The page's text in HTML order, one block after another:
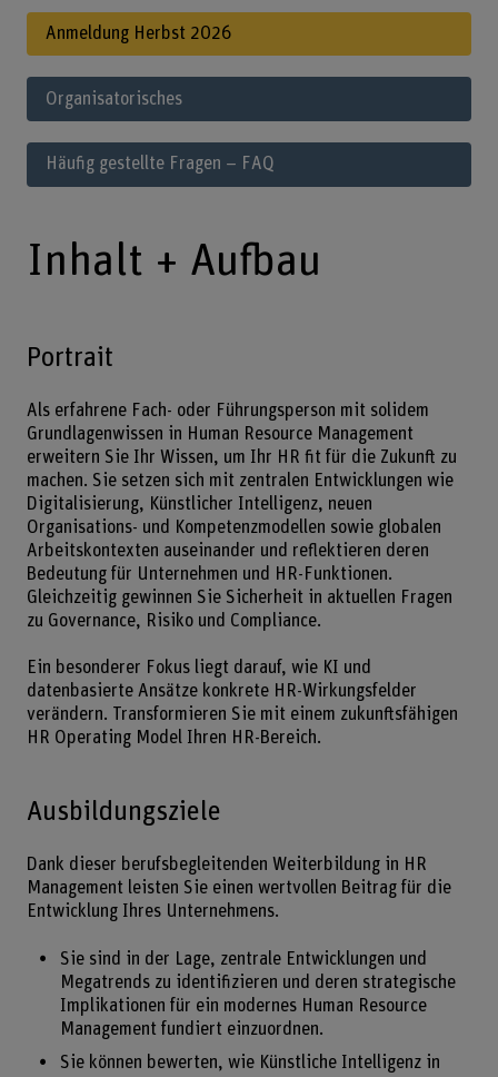
Anmeldung Herbst 2026
Organisatorisches
Häufig gestellte Fragen – FAQ
Inhalt + Aufbau
Portrait
Als erfahrene Fach- oder Führungsperson mit solidem
Grundlagenwissen in Human Resource Management
erweitern Sie Ihr Wissen, um Ihr HR fit für die Zukunft zu
machen. Sie setzen sich mit zentralen Entwicklungen wie
Digitalisierung, Künstlicher Intelligenz, neuen
Organisations- und Kompetenzmodellen sowie globalen
Arbeitskontexten auseinander und reflektieren deren
Bedeutung für Unternehmen und HR-Funktionen.
Gleichzeitig gewinnen Sie Sicherheit in aktuellen Fragen
zu Governance, Risiko und Compliance.
Ein besonderer Fokus liegt darauf, wie KI und
datenbasierte Ansätze konkrete HR-Wirkungsfelder
verändern. Transformieren Sie mit einem zukunftsfähigen
HR Operating Model Ihren HR-Bereich.
Ausbildungsziele
Dank dieser berufsbegleitenden Weiterbildung in HR
Management leisten Sie einen wertvollen Beitrag für die
Entwicklung Ihres Unternehmens.
Sie sind in der Lage, zentrale Entwicklungen und
Megatrends zu identifizieren und deren strategische
Implikationen für ein modernes Human Resource
Management fundiert einzuordnen.
Sie können bewerten, wie Künstliche Intelligenz in